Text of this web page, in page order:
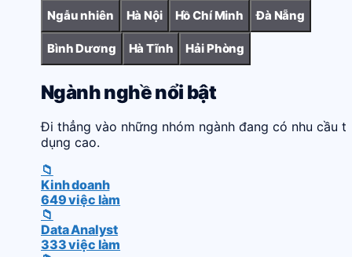
Ngẫu nhiên Hà Nội Hồ Chí Minh Đà Nẵng
Bình Dương Hà Tĩnh Hải Phòng
Ngành nghề nổi bật
Đi thẳng vào những nhóm ngành đang có nhu cầu
dụng cao.
📁
Kinh doanh
649 việc làm
📁
Data Analyst
333 việc làm